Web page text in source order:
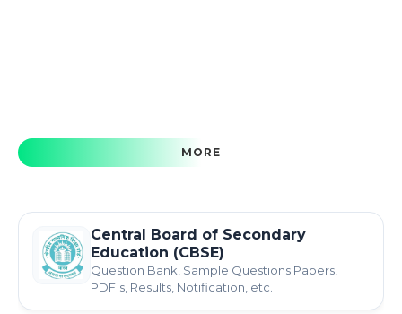
MORE
Central Board of Secondary
Education (CBSE)
Question Bank, Sample Questions Papers,
PDF's, Results, Notification, etc.